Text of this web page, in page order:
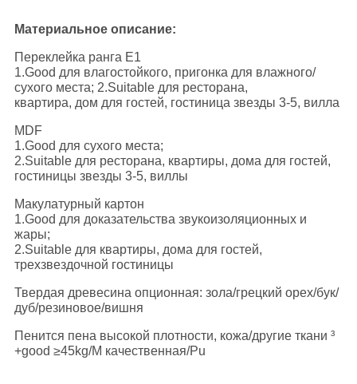
Материальное описание:
Переклейка ранга E1
1.Good для влагостойкого, пригонка для влажного/
сухого места; 2.Suitable для ресторана,
квартира, дом для гостей, гостиница звезды 3-5, вилла
MDF
1.Good для сухого места;
2.Suitable для ресторана, квартиры, дома для гостей,
гостиницы звезды 3-5, виллы
Макулатурный картон
1.Good для доказательства звукоизоляционных и
жары;
2.Suitable для квартиры, дома для гостей,
трехзвездочной гостиницы
Твердая древесина опционная: зола/грецкий орех/бук/
дуб/резиновое/вишня
Пенится пена высокой плотности, кожа/другие ткани ³
+good ≥45kg/M качественная/Pu